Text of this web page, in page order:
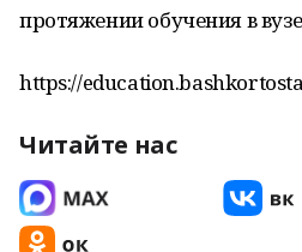
протяжении обучения в
https://
Читайте нас